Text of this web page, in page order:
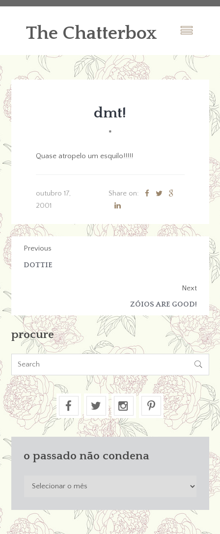
The Chatterbox
dmt!
*
Quase atropelo um esquilo!!!!!
outubro 17,
2001
Share on:
Previous
DOTTIE
Next
ZÓIOS ARE GOOD!
procure

o passado não condena
condena